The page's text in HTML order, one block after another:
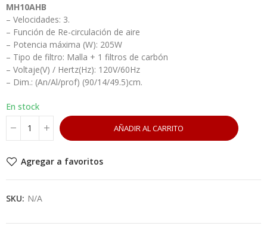
MH10AHB
– Velocidades: 3.
– Función de Re-circulación de aire
– Potencia máxima (W): 205W
– Tipo de filtro: Malla + 1 filtros de carbón
– Voltaje(V) / Hertz(Hz): 120V/60Hz
– Dim.: (An/Al/prof) (90/14/49.5)cm.
En stock
AÑADIR AL CARRITO
Agregar a favoritos
SKU: N/A